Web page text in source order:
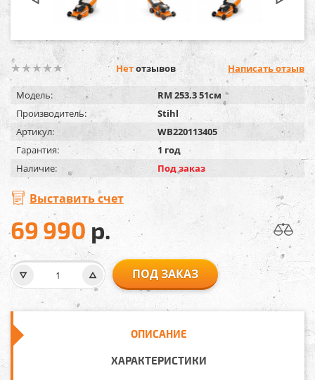
Нетотзывов Написать отзыв
Модель:
RM 253.3 51см
Производитель:
Stihl
Артикул:
WB220113405
Гарантия:
1 год
Наличие:
Под заказ
Выставить счет
69 990 р.
ПОД ЗАКАЗ
ОПИСАНИЕ
ХАРАКТЕРИСТИКИ